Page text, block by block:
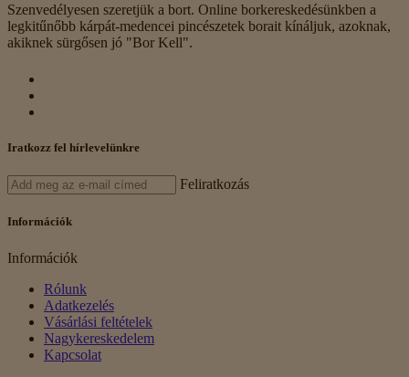
Szenvedélyesen szeretjük a bort. Online borkereskedésünkben a
legkitűnőbb kárpát-medencei pincészetek borait kínáljuk, azoknak,
akiknek sürgősen jó "Bor Kell".
Iratkozz fel hírlevelünkre
Feliratkozás
Információk
Információk
Rólunk
Adatkezelés
Vásárlási feltételek
Nagykereskedelem
Kapcsolat